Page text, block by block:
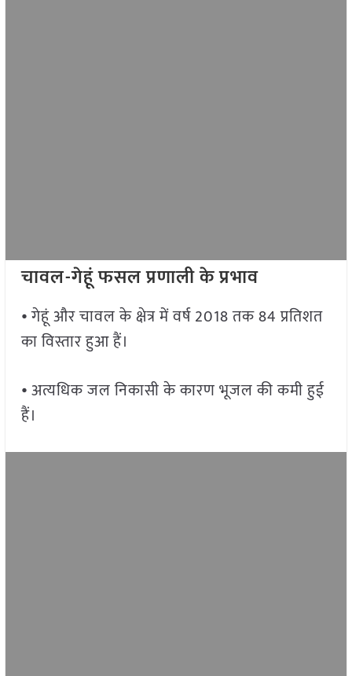
चावल-गेहूं फसल प्रणाली के प्रभाव
⦁ गेहूं और चावल के क्षेत्र में वर्ष 2018 तक 84 प्रतिशत
का विस्तार हुआ हैं।
⦁ अत्यधिक जल निकासी के कारण भूजल की कमी हुई
हैं।